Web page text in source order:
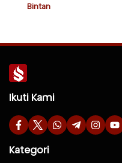
Bintan
Ikuti Kami
Kategori